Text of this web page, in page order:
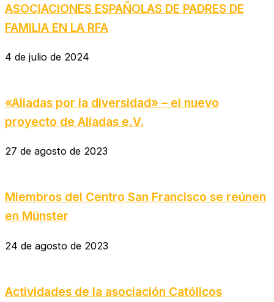
ASOCIACIONES ESPAÑOLAS DE PADRES DE
FAMILIA EN LA RFA
4 de julio de 2024
«Aliadas por la diversidad» – el nuevo
proyecto de Aliadas e.V.
27 de agosto de 2023
Miembros del Centro San Francisco se reúnen
en Münster
24 de agosto de 2023
Actividades de la asociación Católicos